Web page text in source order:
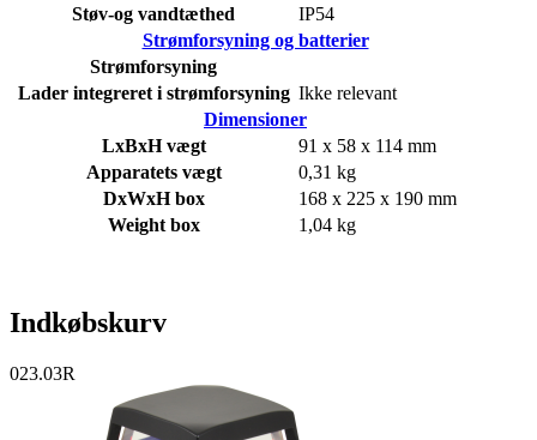
Støv-og vandtæthed
IP54
Strømforsyning og batterier
Strømforsyning
Lader integreret i strømforsyning Ikke relevant
Dimensioner
LxBxH vægt
91 x 58 x 114 mm
Apparatets vægt
0,31 kg
DxWxH box
168 x 225 x 190 mm
Weight box
1,04 kg
Indkøbskurv
023.03R